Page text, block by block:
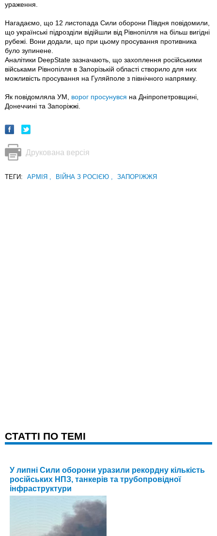
ураження.
Нагадаємо, що 12 листопада Сили оборони Півдня повідомили,
що українські підрозділи відійшли від Рівнопілля на більш вигідні
рубежі. Вони додали, що при цьому просування противника
було зупинене.
Аналітики DeepState зазначають, що захоплення російськими
військами Рівнопілля в Запорізькій області створило для них
можливість просування на Гуляйполе з північного напрямку.
Як повідомляла УМ, ворог просунувся на Дніпропетровщині,
Донеччині та Запоріжжі.
Друкована версія
ТЕГИ: АРМІЯ ВІЙНА З РОСІЄЮ ЗАПОРІЖЖЯ
CТАТТІ ПО ТЕМІ
У липні Сили оборони уразили рекордну кількість
російських НПЗ, танкерів та трубопровідної
інфраструктури